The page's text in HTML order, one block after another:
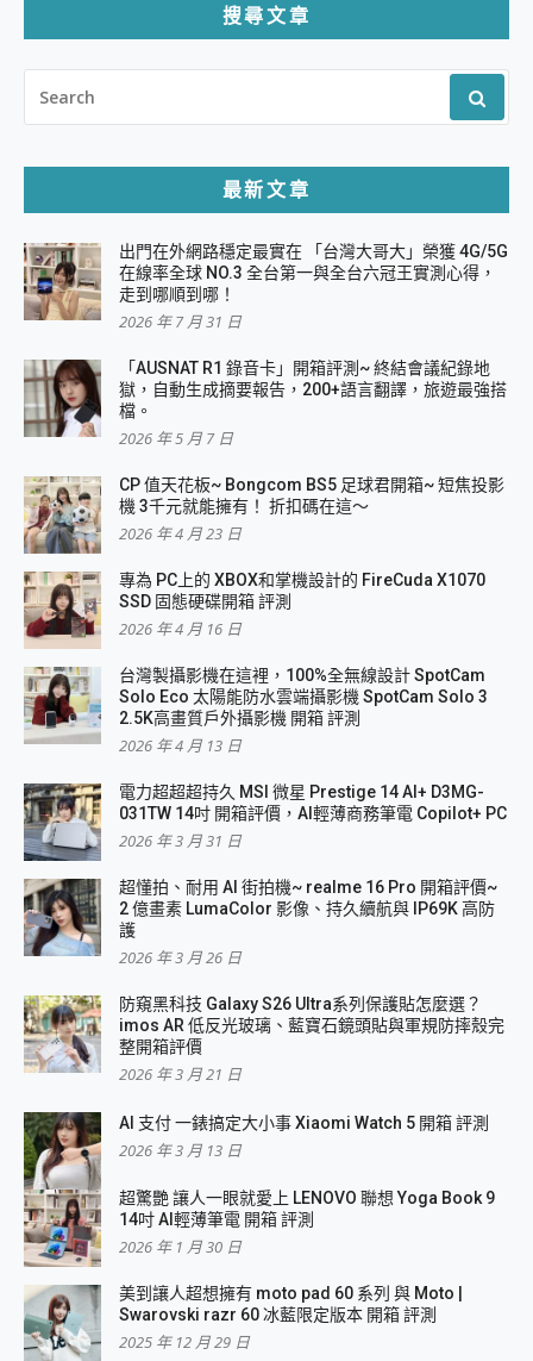
搜尋文章
FOR:
最新文章
出門在外網路穩定最實在 「台灣大哥大」榮獲 4G/5G
在線率全球 NO.3 全台第一與全台六冠王實測心得，
走到哪順到哪！
2026 年 7 月 31 日
「AUSNAT R1 錄音卡」開箱評測~ 終結會議紀錄地
獄，自動生成摘要報告，200+語言翻譯，旅遊最強搭
檔。
2026 年 5 月 7 日
CP 值天花板~ Bongcom BS5 足球君開箱~ 短焦投影
機 3千元就能擁有！ 折扣碼在這～
2026 年 4 月 23 日
專為 PC上的 XBOX和掌機設計的 FireCuda X1070
SSD 固態硬碟開箱 評測
2026 年 4 月 16 日
台灣製攝影機在這裡，100%全無線設計 SpotCam
Solo Eco 太陽能防水雲端攝影機 SpotCam Solo 3
2.5K高畫質戶外攝影機 開箱 評測
2026 年 4 月 13 日
電力超超超持久 MSI 微星 Prestige 14 AI+ D3MG-
031TW 14吋 開箱評價，AI輕薄商務筆電 Copilot+ PC
2026 年 3 月 31 日
超懂拍、耐用 AI 街拍機~ realme 16 Pro 開箱評價~
2 億畫素 LumaColor 影像、持久續航與 IP69K 高防
護
2026 年 3 月 26 日
防窺黑科技 Galaxy S26 Ultra系列保護貼怎麼選？
imos AR 低反光玻璃、藍寶石鏡頭貼與軍規防摔殼完
整開箱評價
2026 年 3 月 21 日
AI 支付 一錶搞定大小事 Xiaomi Watch 5 開箱 評測
2026 年 3 月 13 日
超驚艷 讓人一眼就愛上 LENOVO 聯想 Yoga Book 9
14吋 AI輕薄筆電 開箱 評測
2026 年 1 月 30 日
美到讓人超想擁有 moto pad 60 系列 與 Moto |
Swarovski razr 60 冰藍限定版本 開箱 評測
2025 年 12 月 29 日